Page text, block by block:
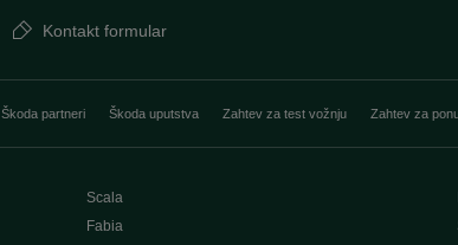
Kontakt formular
Škoda partneri Škoda uputstva Zahtev za test vožnju Zahtev za
Scala
Fabia